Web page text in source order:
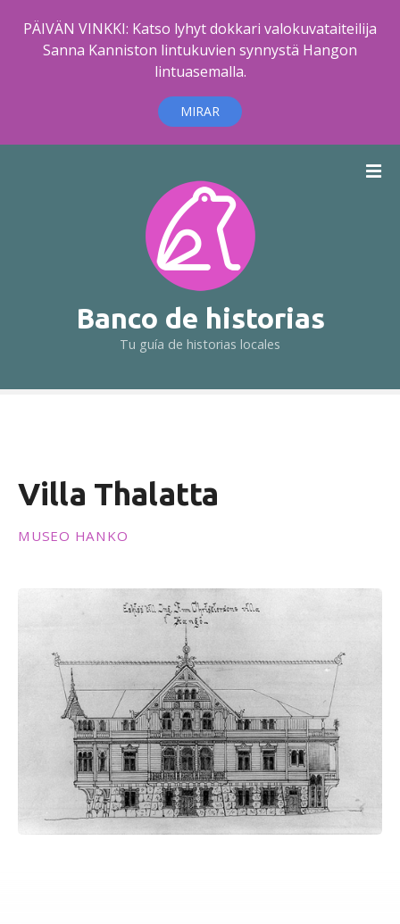
PÄIVÄN VINKKI: Katso lyhyt dokkari valokuvataiteilija
Sanna Kanniston lintukuvien synnystä Hangon
lintuasemalla.
MIRAR
t
Banco de historias
Tu guía de historias locales
Villa Thalatta
MUSEO HANKO